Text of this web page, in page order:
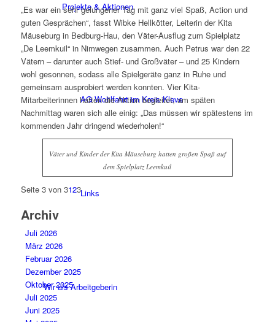
Projekte & Aktionen
AG Wohlfahrt im Kreis Kleve
Links
Wir als Arbeitgeberin
„Es war ein sehr gelungener Tag mit ganz viel Spaß, Action und
guten Gesprächen“, fasst Wibke Hellkötter, Leiterin der Kita
Mäuseburg in Bedburg-Hau, den Väter-Ausflug zum Spielplatz
„De Leemkuil“ in Nimwegen zusammen. Auch Petrus war den 22
Vätern – darunter auch Stief- und Großväter – und 25 Kindern
wohl gesonnen, sodass alle Spielgeräte ganz in Ruhe und
gemeinsam ausprobiert werden konnten. Vier Kita-
Mitarbeiterinnen hatten die Aktion begleitet, am späten
Nachmittag waren sich alle einig: „Das müssen wir spätestens im
kommenden Jahr dringend wiederholen!“
Väter und Kinder der Kita Mäuseburg hatten großen Spaß auf
dem Spielplatz Leemkuil
Seite 3 von 3123
Archiv
Juli 2026
März 2026
Februar 2026
Dezember 2025
Oktober 2025
Juli 2025
Juni 2025